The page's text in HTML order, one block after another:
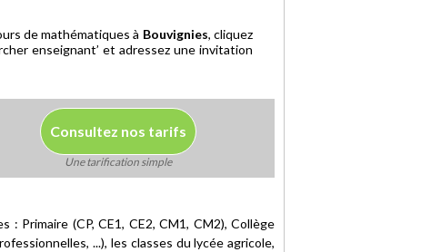
de mathématiques à Bouvignies, cliquez
enseignant’ et adressez une invitation
Consultez nos tarifs
Une tarification simple
Primaire (CP, CE1, CE2, CM1, CM2), Collège
...), les classes du lycée agricole,